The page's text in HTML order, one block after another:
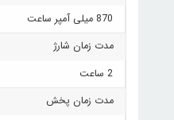
870 میلی آمپر ساعت
مدت زمان شارژ
2 ساعت
مدت زمان پخش